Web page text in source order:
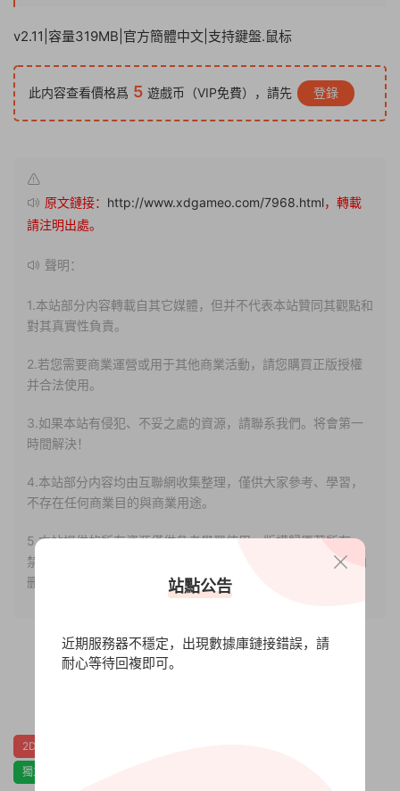
v2.11|容量319MB|官方簡體中文|支持鍵盤.鼠标
此内容查看價格爲 5 遊戲币（VIP免費），請先 登錄
原文鏈接： http://www.xdgameo.com/7968.html，轉載
請注明出處。
聲明：
1.本站部分内容轉載自其它媒體，但并不代表本站贊同其觀點和
對其真實性負責。
2.若您需要商業運營或用于其他商業活動，請您購買正版授權
并合法使用。
3.如果本站有侵犯、不妥之處的資源，請聯系我們。将會第一
時間解決！
4.本站部分内容均由互聯網收集整理，僅供大家參考、學習，
不存在任何商業目的與商業用途。
5.本站提供的所有資源僅供參考學習使用，版權歸原著所有，
禁止下載本站資源參與任何商業和非法行爲，請于24小時之内
删除!
2D
獨立
站點公告
近期服務器不穩定，出現數據庫鏈接錯誤，請
耐心等待回複即可。